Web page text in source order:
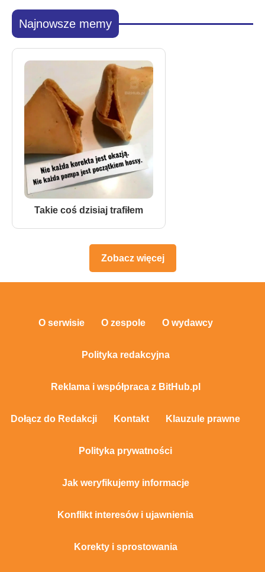
Najnowsze memy
Takie coś dzisiaj trafiłem
Zobacz więcej
O serwisie O zespole O wydawcy
Polityka redakcyjna
Reklama i współpraca z BitHub.pl
Dołącz do Redakcji Kontakt Klauzule prawne
Polityka prywatności
Jak weryfikujemy informacje
Konflikt interesów i ujawnienia
Korekty i sprostowania